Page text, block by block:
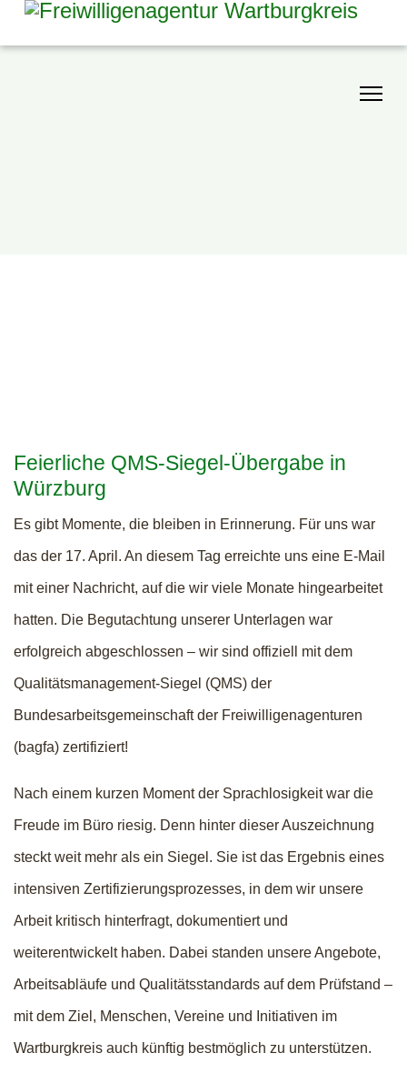
Feierliche QMS-Siegel-Übergabe in
Würzburg
Es gibt Momente, die bleiben in Erinnerung. Für uns war
das der 17. April. An diesem Tag erreichte uns eine E-Mail
mit einer Nachricht, auf die wir viele Monate hingearbeitet
hatten. Die Begutachtung unserer Unterlagen war
erfolgreich abgeschlossen – wir sind offiziell mit dem
Qualitätsmanagement-Siegel (QMS) der
Bundesarbeitsgemeinschaft der Freiwilligenagenturen
(bagfa) zertifiziert!
Nach einem kurzen Moment der Sprachlosigkeit war die
Freude im Büro riesig. Denn hinter dieser Auszeichnung
steckt weit mehr als ein Siegel. Sie ist das Ergebnis eines
intensiven Zertifizierungsprozesses, in dem wir unsere
Arbeit kritisch hinterfragt, dokumentiert und
weiterentwickelt haben. Dabei standen unsere Angebote,
Arbeitsabläufe und Qualitätsstandards auf dem Prüfstand –
mit dem Ziel, Menschen, Vereine und Initiativen im
Wartburgkreis auch künftig bestmöglich zu unterstützen.